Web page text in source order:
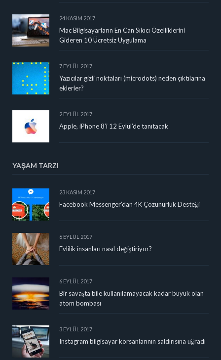
24 KASIM 2017
Mac Bilgisayarların En Can Sıkıcı Özelliklerini
Gideren 10 Ücretsiz Uygulama
7 EYLÜL 2017
Yazıcılar gizli noktaları (microdots) neden çıktılarına
eklerler?
2 EYLÜL 2017
Apple, iPhone 8’i 12 Eylül’de tanıtacak
YAŞAM TARZI
23 KASIM 2017
Facebook Messenger’dan 4K Çözünürlük Desteği
6 EYLÜL 2017
Evlilik insanları nasıl değiştiriyor?
6 EYLÜL 2017
Bir savaşta bile kullanılamayacak kadar büyük olan
atom bombası
3 EYLÜL 2017
Instagram bilgisayar korsanlarının saldırısına uğradı